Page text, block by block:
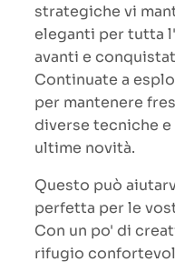
strategiche vi
eleganti per tutta
avanti e
Continuate a
per mantenere
diverse tecniche
ultime novità.
Questo può
perfetta per le
Con un po' di
rifugio